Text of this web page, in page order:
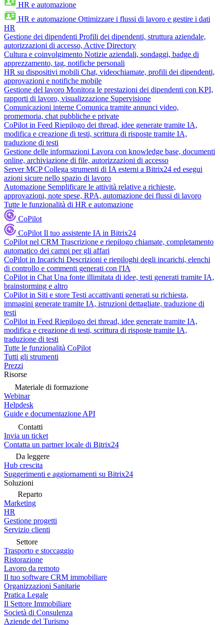
HR e automazione
HR e automazione Ottimizzare i flussi di lavoro e gestire i dati
HR
Gestione dei dipendenti Profili dei dipendenti, struttura aziendale,
autorizzazioni di accesso, Active Directory
Cultura e coinvolgimento Notizie aziendali, sondaggi, badge di
apprezzamento, tag, notifiche personali
HR su dispositivi mobili Chat, videochiamate, profili dei dipendenti,
approvazioni e notifiche mobile
Gestione del lavoro Monitora le prestazioni dei dipendenti con KPI,
rapporti di lavoro, visualizzazione Supervisione
Comunicazioni interne Comunica tramite annunci video,
promemoria, chat pubbliche e private
CoPilot in Feed Riepilogo dei thread, idee generate tramite IA,
modifica e creazione di testi, scrittura di risposte tramite IA,
traduzione di testi
Gestione delle informazioni Lavora con knowledge base, documenti
online, archiviazione di file, autorizzazioni di accesso
Server MCP Collega strumenti di IA esterni a Bitrix24 ed esegui
azioni sicure nello spazio di lavoro
Automazione Semplificare le attività relative a richieste,
approvazioni, note spese, RPA, automazione dei flussi di lavoro
Tutte le funzionalità di HR e automazione
CoPilot
CoPilot Il tuo assistente IA in Bitrix24
CoPilot nel CRM Trascrizione e riepilogo chiamate, completamento
automatico dei campi per gli affari
CoPilot in Incarichi Descrizioni e riepiloghi degli incarichi, elenchi
di controllo e commenti generati con l'IA
CoPilot in Chat Una fonte illimitata di idee, testi generati tramite IA,
brainstorming e altro
CoPilot in Siti e store Testi accattivanti generati su richiesta,
immagini generate tramite IA, istruzioni dettagliate, traduzione di
testi
CoPilot in Feed Riepilogo dei thread, idee generate tramite IA,
modifica e creazione di testi, scrittura di risposte tramite IA,
traduzione di testi
Tutte le funzionalità CoPilot
Tutti gli strumenti
Prezzi
Risorse
Materiale di formazione
Webinar
Helpdesk
Guide e documentazione API
Contatti
Invia un ticket
Contatta un partner locale di Bitrix24
Da leggere
Hub crescita
Suggerimenti e aggiornamenti su Bitrix24
Soluzioni
Reparto
Marketing
HR
Gestione progetti
Servizio clienti
Settore
Trasporto e stoccaggio
Ristorazione
Lavoro da remoto
Il tuo software CRM immobiliare
Organizzazioni Sanitarie
Pratica Legale
Il Settore Immobiliare
Società di Consulenza
Aziende del Turismo